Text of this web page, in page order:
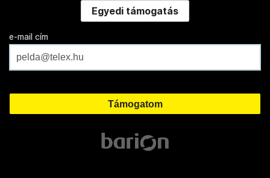
Egyedi támogatás
e-mail cím